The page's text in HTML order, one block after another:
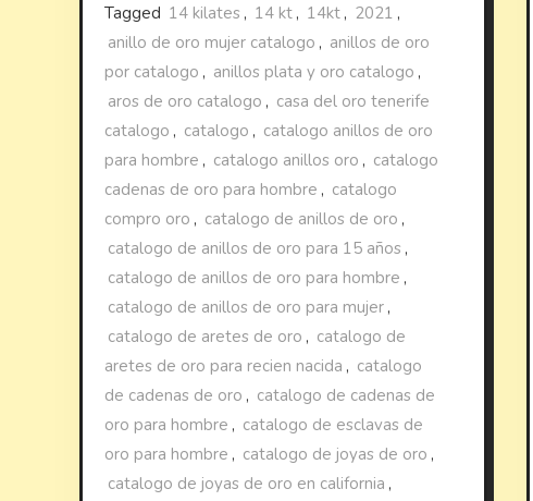
Tagged 14 kilates , 14 kt , 14kt , 2021 ,
anillo de oro mujer catalogo , anillos de oro
por catalogo , anillos plata y oro catalogo ,
aros de oro catalogo , casa del oro tenerife
catalogo , catalogo , catalogo anillos de oro
para hombre , catalogo anillos oro , catalogo
cadenas de oro para hombre , catalogo
compro oro , catalogo de anillos de oro ,
catalogo de anillos de oro para 15 años ,
catalogo de anillos de oro para hombre ,
catalogo de anillos de oro para mujer ,
catalogo de aretes de oro , catalogo de
aretes de oro para recien nacida , catalogo
de cadenas de oro , catalogo de cadenas de
oro para hombre , catalogo de esclavas de
oro para hombre , catalogo de joyas de oro ,
catalogo de joyas de oro en california ,